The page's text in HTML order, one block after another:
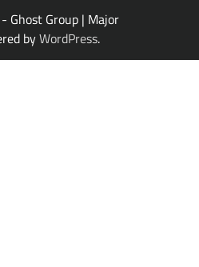
Ghost Group | Major
byWordPress.